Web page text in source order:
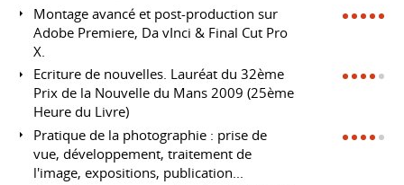
Montage avancé et post-production sur
Adobe Premiere, Da vInci & Final Cut Pro
X.
Ecriture de nouvelles. Lauréat du 32ème
Prix de la Nouvelle du Mans 2009 (25ème
Heure du Livre)
Pratique de la photographie : prise de
vue, développement, traitement de
l'image, expositions, publication...